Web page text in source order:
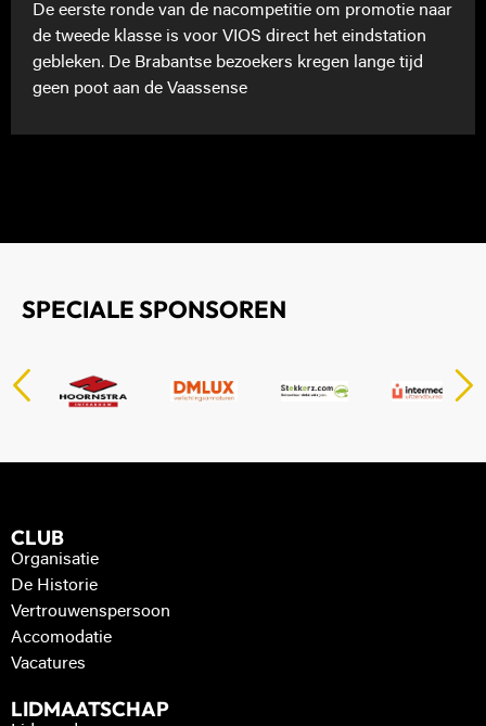
De eerste ronde van de nacompetitie om promotie naar
de tweede klasse is voor VIOS direct het eindstation
gebleken. De Brabantse bezoekers kregen lange tijd
geen poot aan de Vaassense
SPECIALE SPONSOREN
CLUB
Organisatie
De Historie
Vertrouwenspersoon
Accomodatie
Vacatures
LIDMAATSCHAP